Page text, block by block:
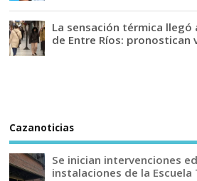
La sensación térmica llegó
de Entre Ríos: pronostican
Cazanoticias
Se inician intervenciones
instalaciones de la Escuela